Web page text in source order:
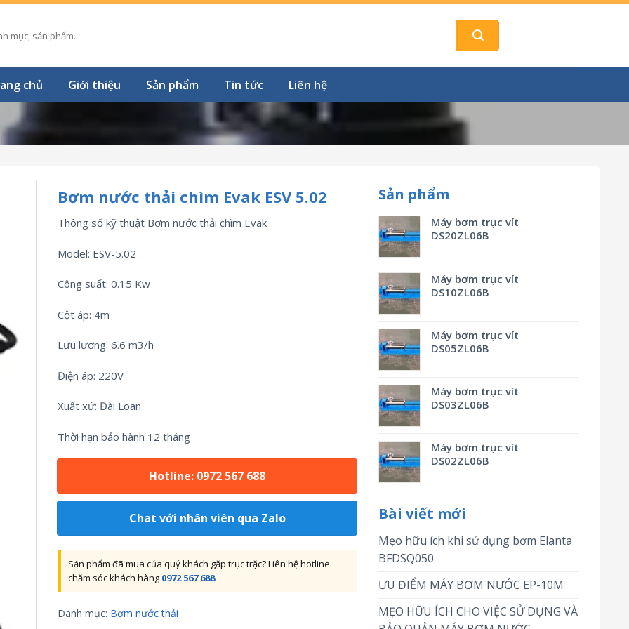
chủ Giới thiệu Sản phẩm Tin tức Liên hệ
Sản phẩm
Máy bơm trục vít
DS20ZL06B
Máy bơm trục vít
DS10ZL06B
Máy bơm trục vít
DS05ZL06B
Máy bơm trục vít
DS03ZL06B
Máy bơm trục vít
DS02ZL06B
Bài viết mới
Mẹo hữu ích khi sử dụng bơm Elanta
BFDSQ050
ƯU ĐIỂM MÁY BƠM NƯỚC EP-10M
MẸO HỮU ÍCH CHO VIỆC SỬ DỤNG VÀ
Bơm nước thải chìm Evak ESV 5.02
Thông số kỹ thuật Bơm nước thải chìm Evak
Model: ESV-5.02
Công suất: 0.15 Kw
Cột áp: 4m
Lưu lượng: 6.6 m3/h
Điện áp: 220V
Xuất xứ: Đài Loan
Thời hạn bảo hành 12 tháng
Hotline: 0972 567 688
Chat với nhân viên qua Zalo
Sản phẩm đã mua của quý khách gặp trục trặc? Liên hệ hotline
chăm sóc khách hàng 0972 567 688
Danh mục: Bơm nước thải